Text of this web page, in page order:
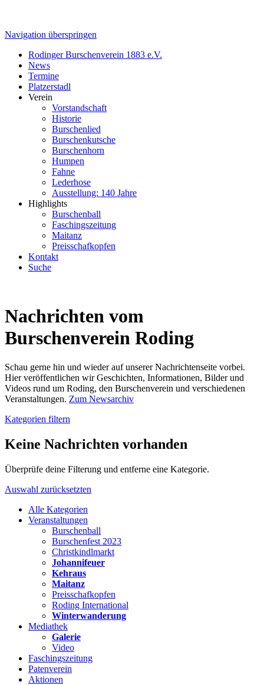
Navigation überspringen
Rodinger Burschenverein 1883 e.V.
News
Termine
Platzerstadl
Verein
Vorstandschaft
Historie
Burschenlied
Burschenkutsche
Burschenhorn
Humpen
Fahne
Lederhose
Ausstellung: 140 Jahre
Highlights
Burschenball
Faschingszeitung
Maitanz
Preisschafkopfen
Kontakt
Suche
Nachrichten vom
Burschenverein Roding
Schau gerne hin und wieder auf unserer Nachrichtenseite vorbei.
Hier veröffentlichen wir Geschichten, Informationen, Bilder und
Videos rund um Roding, den Burschenverein und verschiedenen
Veranstaltungen. Zum Newsarchiv
Kategorien filtern
Keine Nachrichten vorhanden
Überprüfe deine Filterung und entferne eine Kategorie.
Auswahl zurücksetzten
Alle Kategorien
Veranstaltungen
Burschenball
Burschenfest 2023
Christkindlmarkt
Johannifeuer
Kehraus
Maitanz
Preisschafkopfen
Roding International
Winterwanderung
Mediathek
Galerie
Video
Faschingszeitung
Patenverein
Aktionen